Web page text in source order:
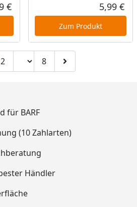
Aktueller Preis
€ 5,99 €
Zum Produkt
Zu Seite 2
2 Seitenzahl ändern
Zu Seite 8
8 Zur nächsten Seite
für BARF
(10 Zahlarten)
Händler